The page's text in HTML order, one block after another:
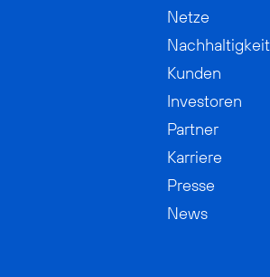
Netze
Nachhaltigkeit
Kunden
Investoren
Partner
Karriere
Presse
News